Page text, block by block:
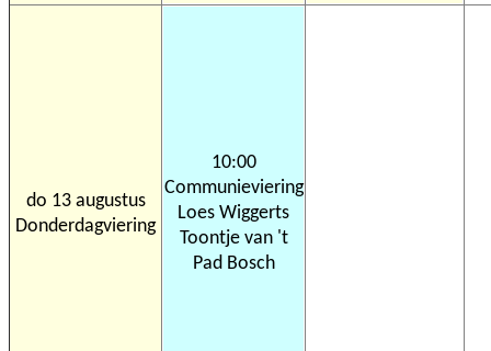
do 13 augustus
Donderdagviering
10:00
Communieviering
Loes Wiggerts
Toontje van 't
Pad Bosch